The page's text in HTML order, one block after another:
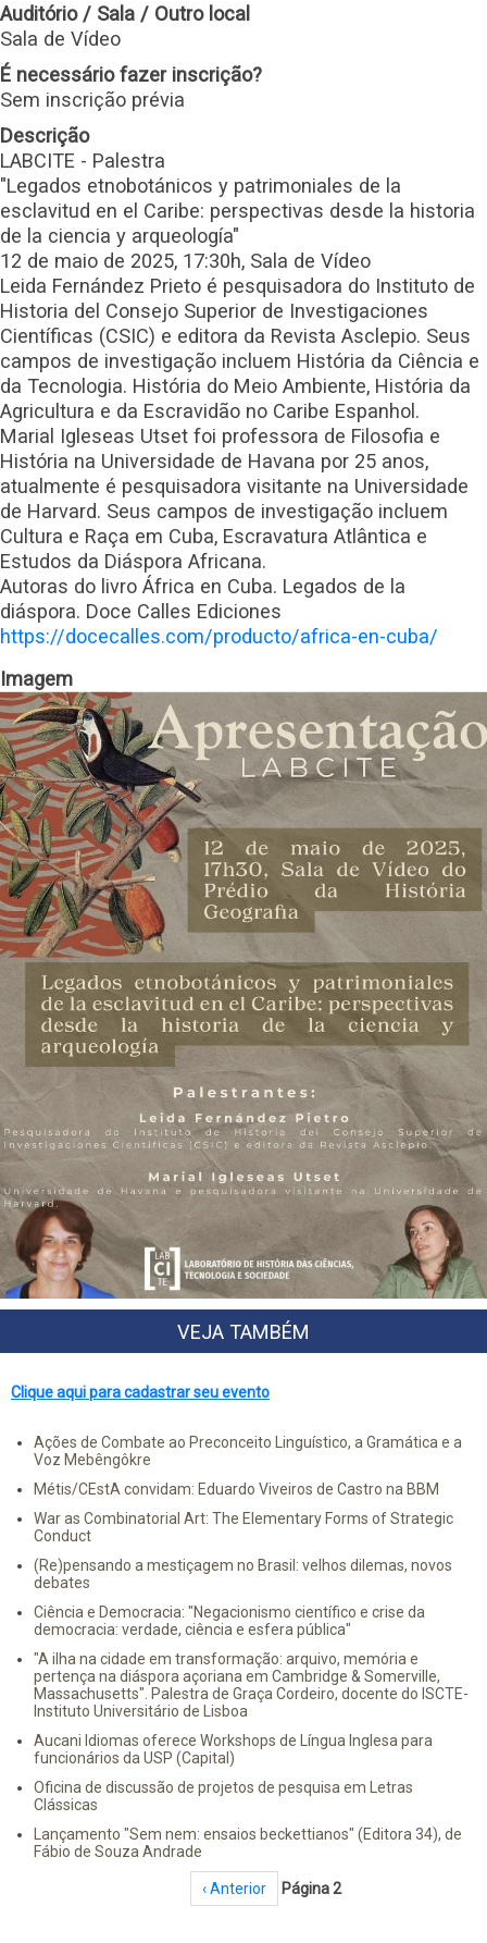
Auditório / Sala / Outro local
Sala de Vídeo
É necessário fazer inscrição?
Sem inscrição prévia
Descrição
LABCITE - Palestra
"Legados etnobotánicos y patrimoniales de la
esclavitud en el Caribe: perspectivas desde la historia
de la ciencia y arqueología"
12 de maio de 2025, 17:30h, Sala de Vídeo
Leida Fernández Prieto é pesquisadora do Instituto de
Historia del Consejo Superior de Investigaciones
Científicas (CSIC) e editora da Revista Asclepio. Seus
campos de investigação incluem História da Ciência e
da Tecnologia. História do Meio Ambiente, História da
Agricultura e da Escravidão no Caribe Espanhol.
Marial Igleseas Utset foi professora de Filosofia e
História na Universidade de Havana por 25 anos,
atualmente é pesquisadora visitante na Universidade
de Harvard. Seus campos de investigação incluem
Cultura e Raça em Cuba, Escravatura Atlântica e
Estudos da Diáspora Africana.
Autoras do livro África en Cuba. Legados de la
diáspora. Doce Calles Ediciones
https://docecalles.com/producto/africa-en-cuba/
Imagem
VEJA TAMBÉM
Clique aqui para cadastrar seu evento
Ações de Combate ao Preconceito Linguístico, a Gramática e a
Voz Mebêngôkre
Métis/CEstA convidam: Eduardo Viveiros de Castro na BBM
War as Combinatorial Art: The Elementary Forms of Strategic
Conduct
(Re)pensando a mestiçagem no Brasil: velhos dilemas, novos
debates
Ciência e Democracia: "Negacionismo científico e crise da
democracia: verdade, ciência e esfera pública"
"A ilha na cidade em transformação: arquivo, memória e
pertença na diáspora açoriana em Cambridge & Somerville,
Massachusetts". Palestra de Graça Cordeiro, docente do ISCTE-
Instituto Universitário de Lisboa
Aucani Idiomas oferece Workshops de Língua Inglesa para
funcionários da USP (Capital)
Oficina de discussão de projetos de pesquisa em Letras
Clássicas
Lançamento "Sem nem: ensaios beckettianos" (Editora 34), de
Fábio de Souza Andrade
Página anterior
‹ Anterior Página 2